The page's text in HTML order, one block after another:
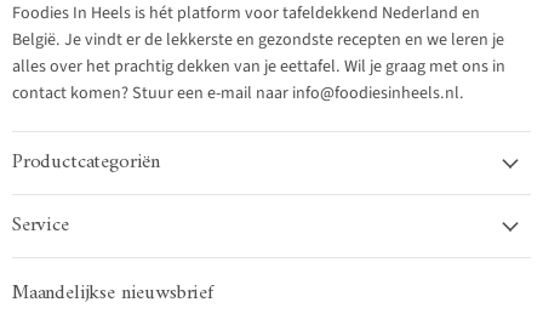
Foodies In Heels is hét platform voor tafeldekkend Nederland en
België. Je vindt er de lekkerste en gezondste recepten en we leren je
alles over het prachtig dekken van je eettafel. Wil je graag met ons in
contact komen? Stuur een e-mail naar info@foodiesinheels.nl.
Productcategoriën
Service
Maandelijkse nieuwsbrief